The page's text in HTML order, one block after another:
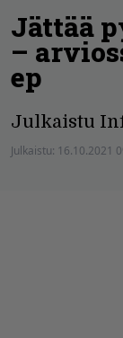
Jättää
–
ep
Julkaistu
Julkaistu: 16.10.2021